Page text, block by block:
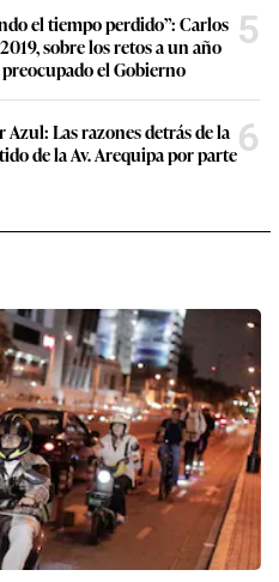
el tiempo perdido”: Carlos
sobre los retos a un año
el Gobierno
5
Las razones detrás de la
de la Av. Arequipa por parte6